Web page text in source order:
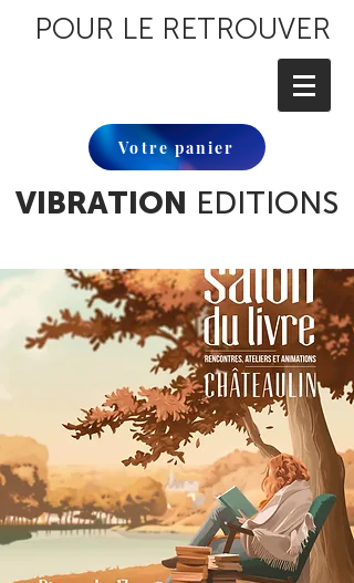
POUR LE RETROUVER
Votre panier
VIBRATION EDITIONS